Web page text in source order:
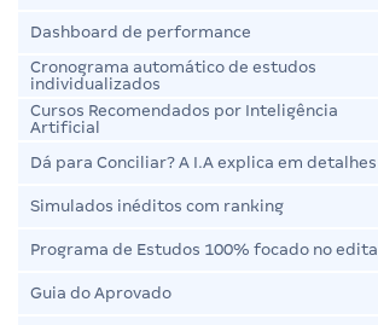
Dashboard de performance
Cronograma automático de estudos
individualizados
Cursos Recomendados por Inteligência
Artificial
Dá para Conciliar? A I.A explica em detalhes
Simulados inéditos com ranking
Programa de Estudos 100% focado no edital
Guia do Aprovado